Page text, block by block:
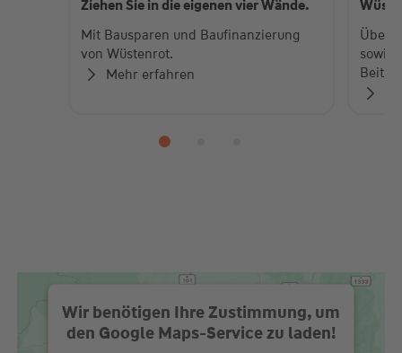
Ziehen Sie in die eigenen vier Wände.
Mit Bausparen und Baufinanzierung
von Wüstenrot.
Mehr erfahren
Über
sowie
Wir benötigen Ihre Zustimmung, um
den Google Maps-Service zu laden!